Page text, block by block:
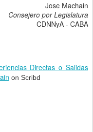
Jose Machain
Consejero por Legislatura
CDNNyA - CABA
Directas o Salidas
on Scribd